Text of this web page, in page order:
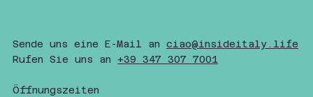
Sende uns eine E-Mail an ciao@insideitaly.life
Rufen Sie uns an +39 347 307 7001
Öffnungszeiten